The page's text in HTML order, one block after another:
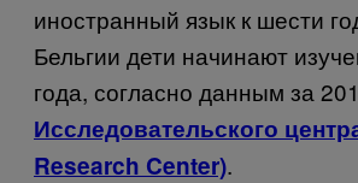
иностранный язык к шести
Бельгии дети начинают
года, согласно данным за
Исследовательского
Research Center).